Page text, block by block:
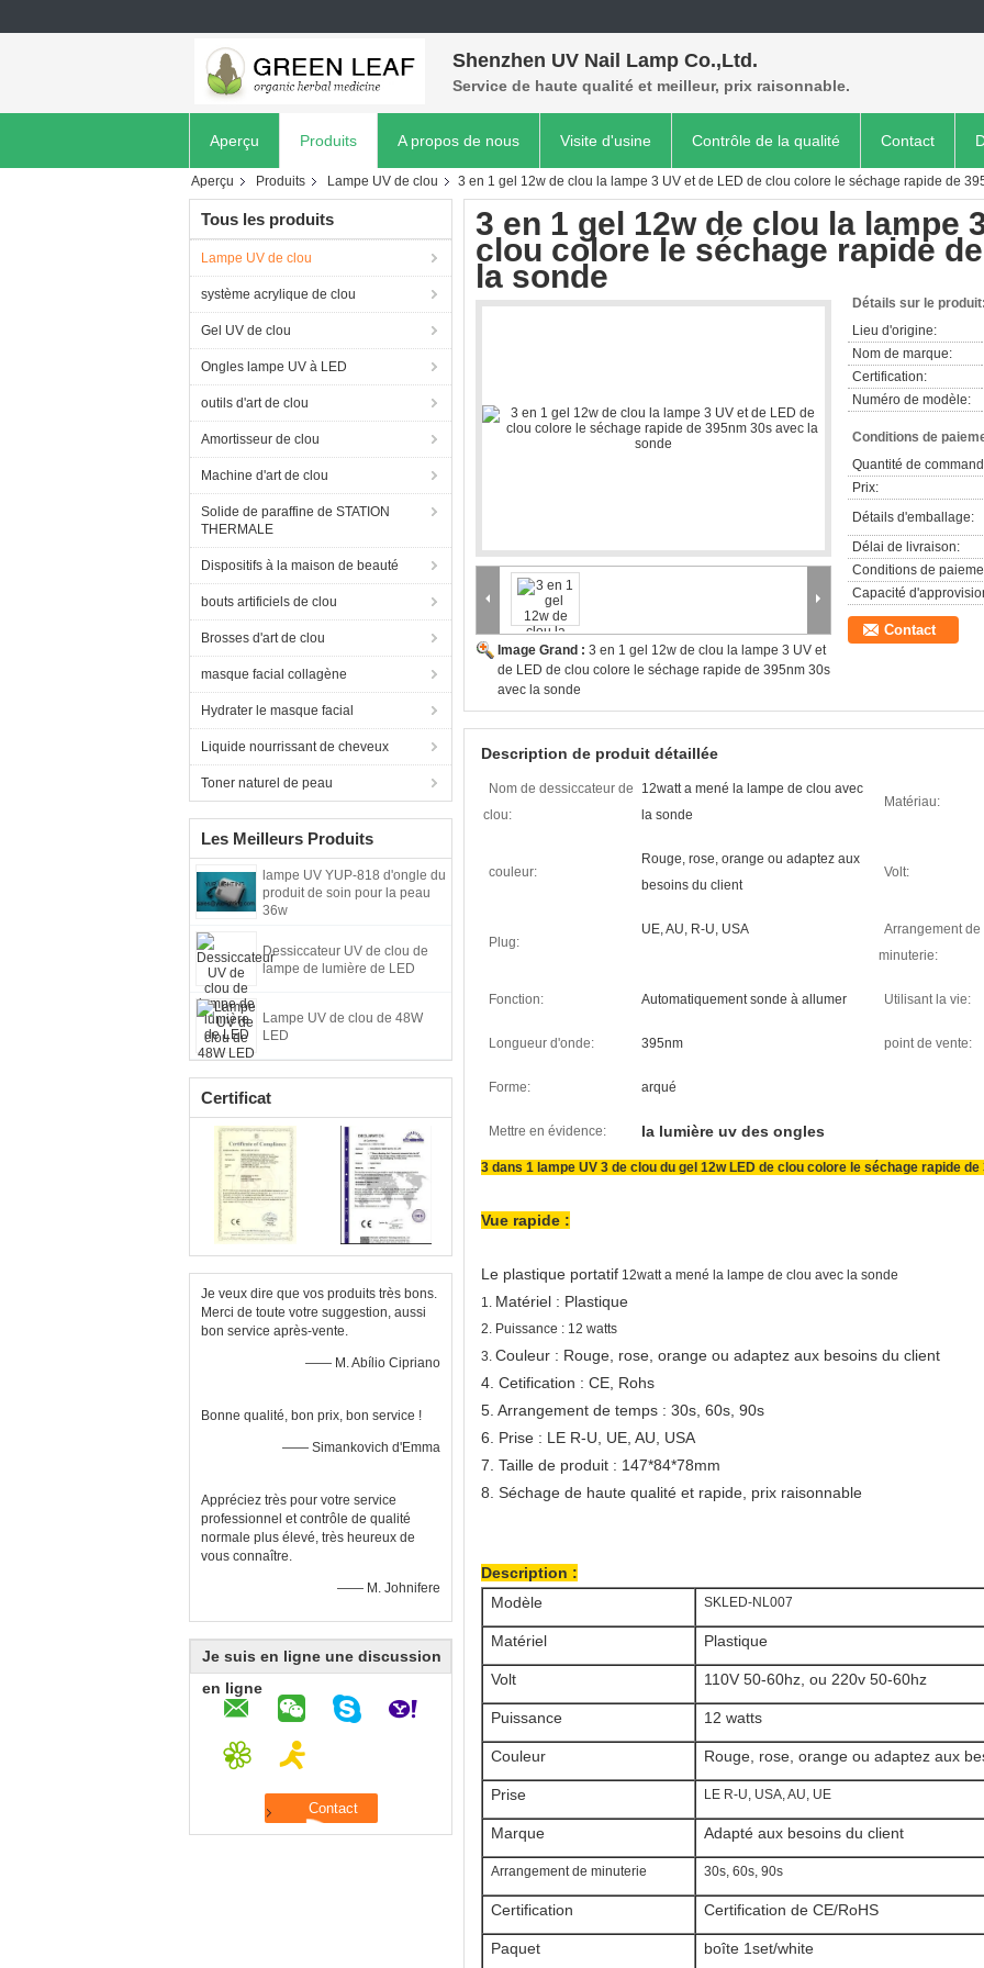
Shenzhen UV Nail Lamp Co.,Ltd.
Service de haute qualité et meilleur, prix raisonnable.
Aperçu Produits A propos de nous Visite d'usine Contrôle de la qualité Contact
Aperçu Produits Lampe UV de clou 3 en 1 gel 12w de clou la lampe 3 UV et de LED de clou colore le séchage rapide de
Tous les produits
Lampe UV de clou
système acrylique de clou
Gel UV de clou
Ongles lampe UV à LED
outils d'art de clou
Amortisseur de clou
Machine d'art de clou
Solide de paraffine de STATION
THERMALE
Dispositifs à la maison de beauté
bouts artificiels de clou
Brosses d'art de clou
masque facial collagène
Hydrater le masque facial
Liquide nourrissant de cheveux
Toner naturel de peau
Les Meilleurs Produits
lampe UV YUP-818 d'ongle du
produit de soin pour la peau
36w
Dessiccateur UV de clou de
lampe de lumière de LED
Lampe UV de clou de 48W
LED
Certificat
Je veux dire que vos produits très bons.
Merci de toute votre suggestion, aussi
bon service après-vente.
—— M. Abílio Cipriano
Bonne qualité, bon prix, bon service !
—— Simankovich d'Emma
Appréciez très pour votre service
professionnel et contrôle de qualité
normale plus élevé, très heureux de
vous connaître.
—— M. Johnifere
Je suis en ligne une discussion
en ligne
3 en 1 gel 12w de clou la lampe
clou colore le séchage rapide
la sonde
Image Grand : 3 en 1 gel 12w de clou la lampe 3 UV et
de LED de clou colore le séchage rapide de 395nm 30s
avec la sonde
Détails sur le
Lieu d'origine:
Nom de marque:
Certification:
Numéro de modèle:
Conditions de
Quantité de
Prix:
Détails d'emballage:
Délai de livraison:
Conditions de
Capacité
Contact
Description de produit détaillée
Nom de dessiccateur de
clou:
12watt a mené la lampe de clou avec
la sonde
Matériau:
couleur:
Rouge, rose, orange ou adaptez aux
besoins du client
Volt:
Plug:
UE, AU, R-U, USA
Arrangement de
minuterie:
Fonction: Automatiquement sonde à allumer Utilisant la vie:
Longueur d'onde: 395nm point de vente:
Forme: arqué
Mettre en évidence: la lumière uv des ongles
3 dans 1 lampe UV 3 de clou du gel 12w LED de clou colore le séchage rapide
Vue rapide :
Le plastique portatif 12watt a mené la lampe de clou avec la sonde
1. Matériel : Plastique
2. Puissance : 12 watts
3. Couleur : Rouge, rose, orange ou adaptez aux besoins du client
4. Cetification : CE, Rohs
5. Arrangement de temps : 30s, 60s, 90s
6. Prise : LE R-U, UE, AU, USA
7. Taille de produit : 147*84*78mm
8. Séchage de haute qualité et rapide, prix raisonnable
Description :
Modèle
SKLED-NL007
Matériel Plastique
Volt 110V 50-60hz, ou 220v 50-60hz
Puissance 12 watts
Couleur Rouge, rose, orange ou adaptez aux
Prise LE R-U, USA, AU, UE
Marque Adapté aux besoins du client
Arrangement de minuterie 30s, 60s, 90s
Certification Certification de CE/RoHS
Paquet boîte 1set/white